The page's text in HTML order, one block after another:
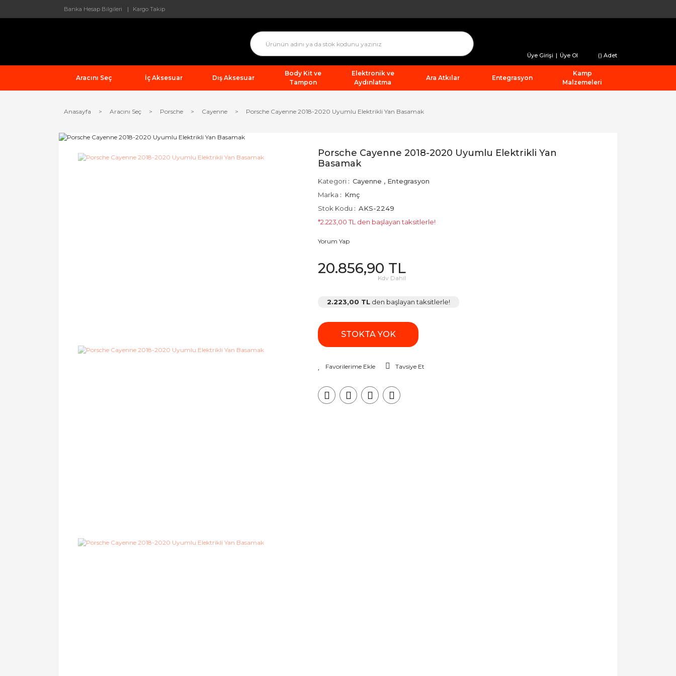
Banka Hesap Bilgileri Kargo Takip
Üye Girişi | Üye Ol () Adet
Aracını Seç İç Aksesuar Dış Aksesuar
Body Kit ve
Tampon
Elektronik ve
Aydınlatma
Ara Atkılar Entegrasyon
Kamp
Malzemeleri
Anasayfa Aracını Seç Porsche Cayenne Porsche Cayenne 2018-2020 Uyumlu Elektrikli Yan Basamak
Porsche Cayenne 2018-2020 Uyumlu Elektrikli Yan
Basamak
Kategori Cayenne , Entegrasyon
Marka
Kmç
Stok Kodu
AKS-2249
*2.223,00 TL den başlayan taksitlerle!
Yorum Yap
20.856,90 TL
Kdv Dahil
2.223,00 TL den başlayan taksitlerle!
STOKTA YOK
Tavsiye Et